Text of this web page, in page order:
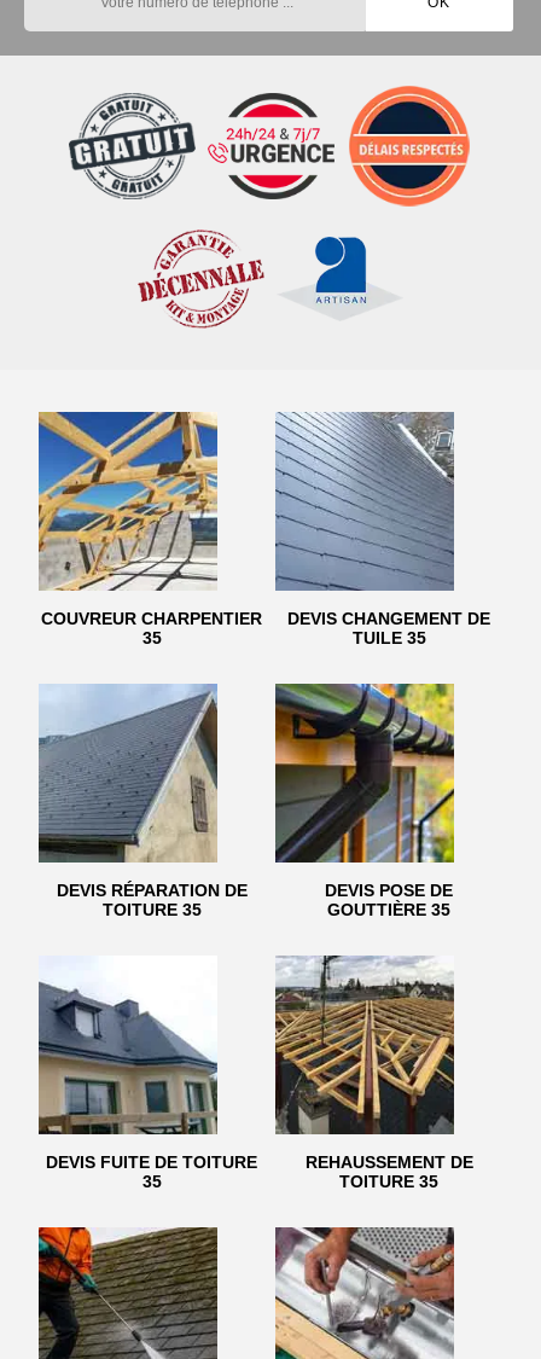
COUVREUR CHARPENTIER
35
DEVIS CHANGEMENT DE
TUILE 35
DEVIS RÉPARATION DE
TOITURE 35
DEVIS POSE DE
GOUTTIÈRE 35
DEVIS FUITE DE TOITURE
35
REHAUSSEMENT DE
TOITURE 35